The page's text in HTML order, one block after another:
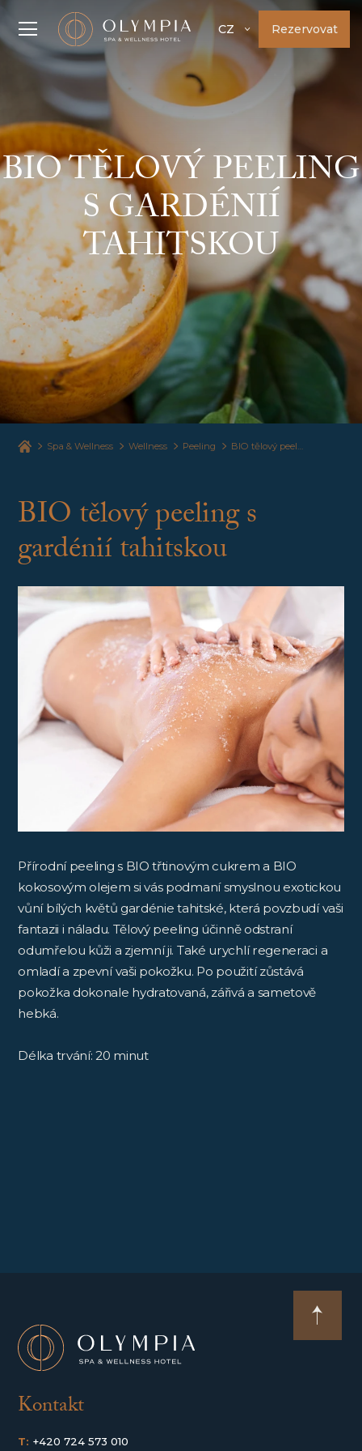
CZ Rezervovat
BIO TĚLOVÝ PEELING
S GARDÉNIÍ
TAHITSKOU
Spa & Wellness Wellness Peeling BIO tělový peeling s gardénií tahitskou
BIO tělový peeling s
gardénií tahitskou
Přírodní peeling s BIO třtinovým cukrem a BIO
kokosovým olejem si vás podmaní smyslnou exotickou
vůní bílých květů gardénie tahitské, která povzbudí vaši
fantazii i náladu. Tělový peeling účinně odstraní
odumřelou kůži a zjemní ji. Také urychlí regeneraci a
omladí a zpevní vaši pokožku. Po použití zůstává
pokožka dokonale hydratovaná, zářivá a sametově
hebká.
Délka trvání: 20 minut
Kontakt
T: +420 724 573 010